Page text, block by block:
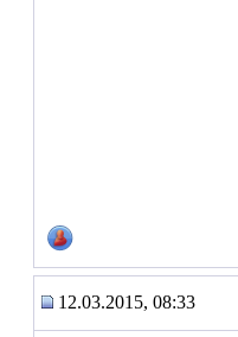
12.03.2015, 08:33